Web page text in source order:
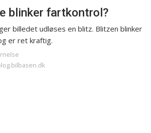
blinker fartkontrol?
billedet udløses en blitz. Blitzen blinker
er ret kraftig.